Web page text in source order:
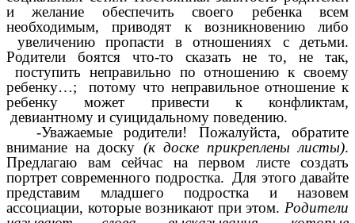
и желание обеспечить своего ребенка всем
необходимым, приводят к возникновению либо
увеличению пропасти в отношениях с детьми.
Родители боятся что-то сказать не то, не так,
поступить неправильно по отношению к своему
ребенку…; потому что неправильное отношение к
ребенку может привести к конфликтам,
девиантному и суицидальному поведению.
-Уважаемые родители! Пожалуйста, обратите
внимание на доску (к доске прикреплены листы).
Предлагаю вам сейчас на первом листе создать
портрет современного подростка. Для этого давайте
представим младшего подростка и назовем
ассоциации, которые возникают при этом. Родители